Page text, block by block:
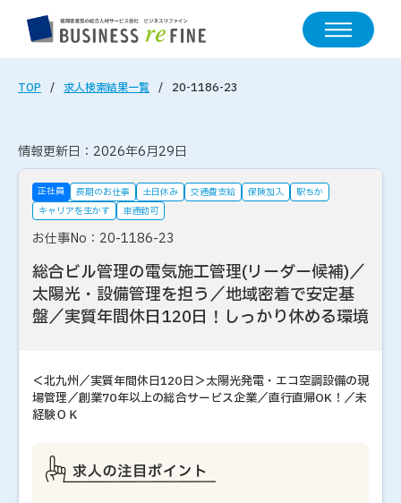
TOP 求人検索結果一覧 20-1186-23
情報更新日：2026年6月29日
正社員 長期のお仕事 土日休み 交通費支給 保険加入
駅ちか
キャリアを生かす
車通勤可
お仕事No：20-1186-23
総合ビル管理の電気施工管理(リーダー候補)／
太陽光・設備管理を担う／地域密着で安定基
盤／実質年間休日120日！しっかり休める環境
＜北九州／実質年間休日120日＞太陽光発電・エコ空調設備の現
場管理／創業70年以上の総合サービス企業／直行直帰OK！／未
経験ＯＫ